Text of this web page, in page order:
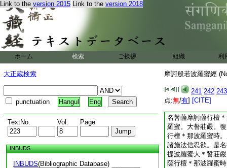
Link to the version 2015 Link to the version 2018
ホーム 検索 ご挨拶 組織 利
大正蔵検索
punctuation Hangul Eng
TextNo. Vol. Page
INBUDS
INBUDS(Bibliographic Database)
摩訶般若波羅蜜經
241 242 243
点:無/有] [CITE]
不至。是菩薩摩訶
＊誓莊嚴。復作是
羅蜜。亦令一切衆
切衆生行般若波羅
訶薩行檀＊那波羅
若心。共一切衆生
羅蜜時檀＊那波羅
弗。菩薩摩訶薩行
名菩薩摩訶薩行檀
羅蜜。大誓莊嚴。
行檀＊那波羅蜜時
諸施法信忍欲。是
提波羅蜜大＊誓莊
薩行檀＊那波羅蜜